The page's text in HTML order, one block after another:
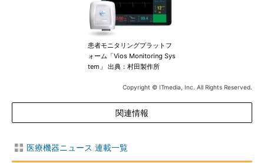
患者モニタリングプラットフ
ォーム「Vios Monitoring Sys
tem」 出典：村田製作所
Copyright © ITmedia, Inc. All Rights Reserved.
関連情報
医療機器ニュース 連載一覧